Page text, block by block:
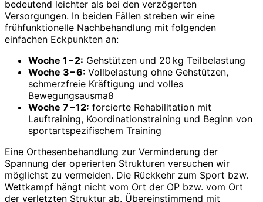
bedeutend leichter als bei den verzögerten
Versorgungen. In beiden Fällen streben wir eine
frühfunktionelle Nachbehandlung mit folgenden
einfachen Eckpunkten an:
Woche 1 – 2: Gehstützen und 20 kg Teilbelastung
Woche 3 – 6: Vollbelastung ohne Gehstützen,
schmerzfreie Kräftigung und volles
Bewegungsausmaß
Woche 7 – 12: forcierte Rehabilita­tion mit
Lauftraining, Koordina­tionstraining und Beginn von
sportartspezifischem Training
Eine Orthesenbehandlung zur Verminderung der
Spannung der operierten Strukturen versuchen wir
möglichst zu vermeiden. Die Rückkehr zum Sport bzw.
Wettkampf hängt nicht vom Ort der OP bzw. vom Ort
der verletzten Struktur ab. Übereinstimmend mit